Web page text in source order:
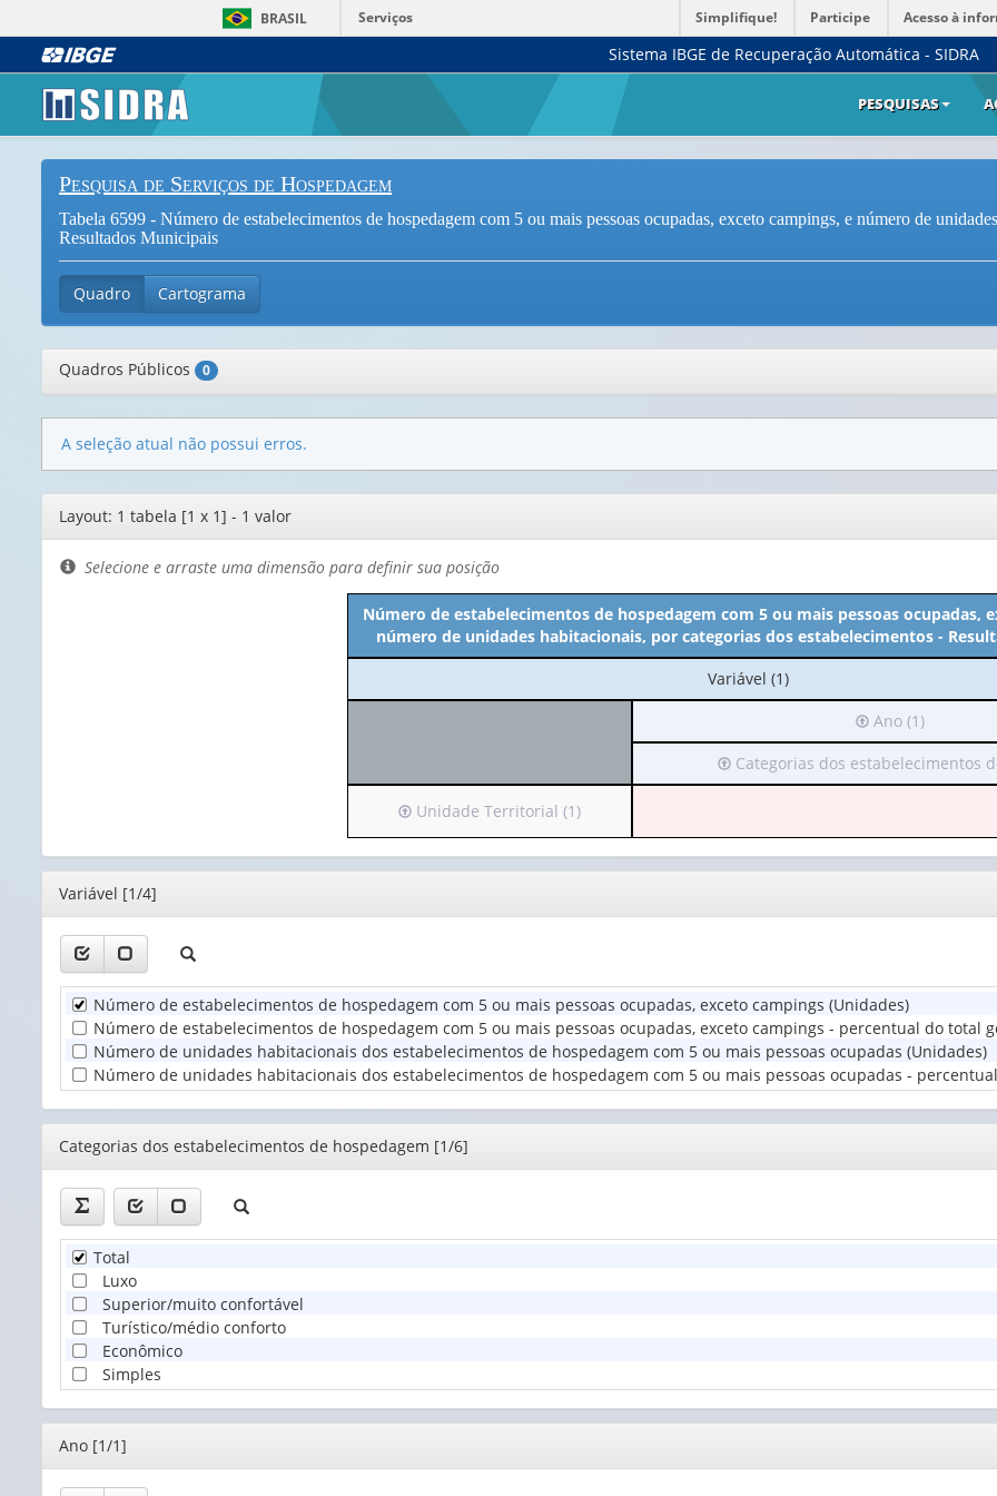
BRASIL Serviços Simplifique! Participe Acesso à
Sistema IBGE de Recuperação Automática - SIDRA
PESQUISAS
Pesquisa de Serviços de Hospedagem
Tabela 6599 - Número de estabelecimentos de hospedagem com 5 ou mais pessoas ocupadas, exceto campings, e número de
Resultados Municipais
Quadro Cartograma
Quadros Públicos 0
A seleção atual não possui erros.
Editor
de
layout
Layout: 1 tabela [1 x 1] - 1 valor
Selecione e arraste uma dimensão para definir sua posição
Número de estabelecimentos de hospedagem com 5 ou mais pessoas ocupadas,
número de unidades habitacionais, por categorias dos estabelecimentos -
No
cabeçalho:
(1)
Variável (1)
Irá
para
o
cabeçalho
1
valor):
Ano
Ano (1)
Irá
para
(possui
apenas
valor):
dos
estabelecimentos
de
ho...
(1)
Categorias dos estabelecimentos
Irá
para
o
cabeçalho
apenas
Unidade
Territorial
(1)
Unidade Territorial (1)
Editor
Variável [1/4]
Número de estabelecimentos de hospedagem com 5 ou mais pessoas ocupadas, exceto campings (Unidades)
Número de estabelecimentos de hospedagem com 5 ou mais pessoas ocupadas, exceto campings - percentual do total
Número de unidades habitacionais dos estabelecimentos de hospedagem com 5 ou mais pessoas ocupadas (Unidades)
Número de unidades habitacionais dos estabelecimentos de hospedagem com 5 ou mais pessoas ocupadas -
Editor
Categorias dos estabelecimentos de hospedagem [1/6]
Total
Luxo
Superior/muito confortável
Turístico/médio conforto
Econômico
Simples
Editor
Ano [1/1]